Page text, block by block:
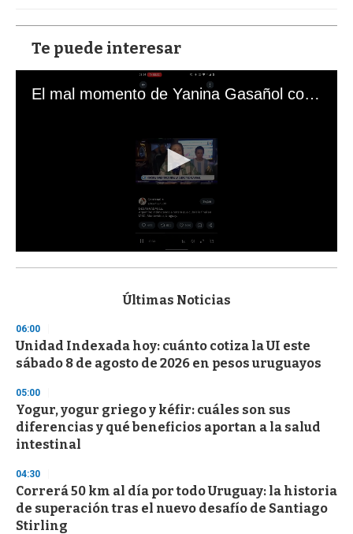
Te puede interesar
El mal momento de Yanina Gasañol con un hincha argentino en "Subrayado"
s
d
s
o
f
3
s
e
c
o
d
s
Últimas Noticias
06:00
Unidad Indexada hoy: cuánto cotiza la UI este
sábado 8 de agosto de 2026 en pesos uruguayos
05:00
Yogur, yogur griego y kéfir: cuáles son sus
diferencias y qué beneficios aportan a la salud
intestinal
04:30
Correrá 50 km al día por todo Uruguay: la historia
de superación tras el nuevo desafío de Santiago
Stirling